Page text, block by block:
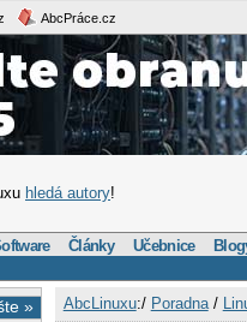
AbcPráce.cz
hledá autory!
Články Učebnice
» AbcLinuxu:/ Poradna/